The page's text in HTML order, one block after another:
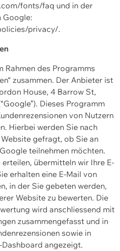
fonts/faq und in der
Google:
privacy/.
Rahmen des Programms
zusammen. Der Anbieter ist
House, 4 Barrow St,
Dieses Programm
von Nutzern
Hierbei werden Sie nach
gefragt, ob Sie an
teilnehmen möchten.
übermitteln wir Ihre E-
erhalten eine E-Mail von
in der Sie gebeten werden,
Website zu bewerten. Die
wird anschliessend mit
zusammengefasst und in
sowie in
angezeigt.